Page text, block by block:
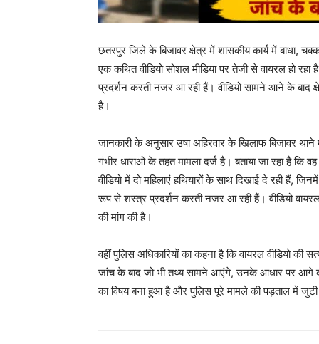
छतरपुर जिले के बिजावर क्षेत्र में शासकीय कार्य में बाधा,
एक कथित वीडियो सोशल मीडिया पर तेजी से वायरल हो
प्रदर्शन करती नजर आ रही हैं। वीडियो सामने आने के बाद
है।
जानकारी के अनुसार उषा अहिरवार के खिलाफ बिजावर
गंभीर धाराओं के तहत मामला दर्ज है। बताया जा रहा है कि
वीडियो में दो महिलाएं हथियारों के साथ दिखाई दे रही हैं,
रूप से शस्त्र प्रदर्शन करती नजर आ रही हैं। वीडियो
की मांग की है।
वहीं पुलिस अधिकारियों का कहना है कि वायरल वीडियो
जांच के बाद जो भी तथ्य सामने आएंगे, उनके आधार पर आगे की
का विषय बना हुआ है और पुलिस पूरे मामले की पड़ताल में